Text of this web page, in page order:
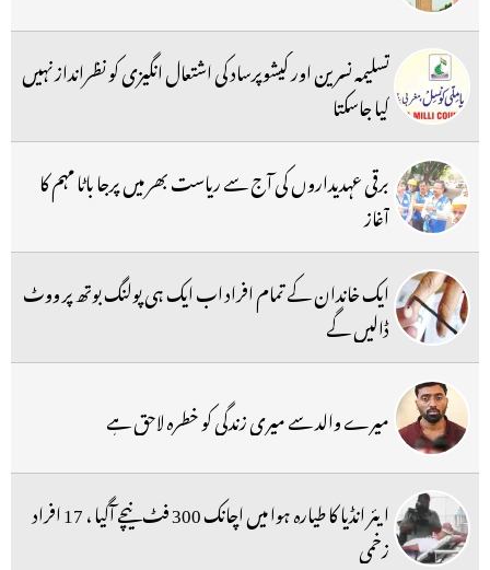
تسلیمہ نسرین اور کیشوپرساد کی اشتعال انگیزی کو نظرانداز نہیں
کیا جاسکتا
برقی عہدیداروں کی آج سے ریاست بھر میں پرجا باٹا مہم کا
آغاز
ایک خاندان کے تمام افراد اب ایک ہی پولنگ بوتھ پر ووٹ
ڈالیں گے
میرے والد سے میری زندگی کو خطرہ لاحق ہے
ایئر انڈیا کا طیارہ ہوا میں اچانک 300 فٹ نیچے آگیا ، 17 افراد
زخمی